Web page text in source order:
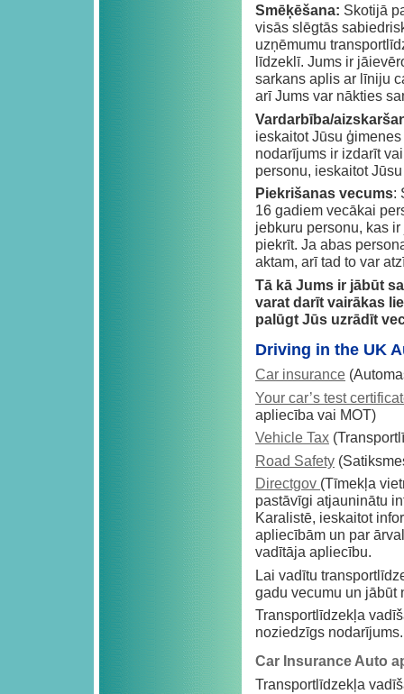
Smēķēšana: Skotijā
visās slēgtās
uzņēmumu
līdzeklī. Jums ir
sarkans aplis ar līniju
arī Jums var nākties
Vardarbība/
ieskaitot Jūsu
nodarījums ir izdarīt
personu, ieskaitot
Piekrišanas vecums:
16 gadiem vecākai
jebkuru personu, kas
piekrīt. Ja abas
aktam, arī tad to var
Tā kā Jums ir jābūt
varat darīt vairākas
palūgt Jūs uzrādīt
Driving in the UK
Car insurance
Your car’s test
apliecība vai MOT)
Vehicle Tax
Road Safety
Directgov (Tīmekļa
pastāvīgi atjauninātu
Karalistē, ieskaitot
apliecībām un par
vadītāja apliecību.
Lai vadītu
gadu vecumu un jābūt
Transportlīdzekļa
noziedzīgs nodarījums.
Car Insurance Auto
Transportlīdzekļa